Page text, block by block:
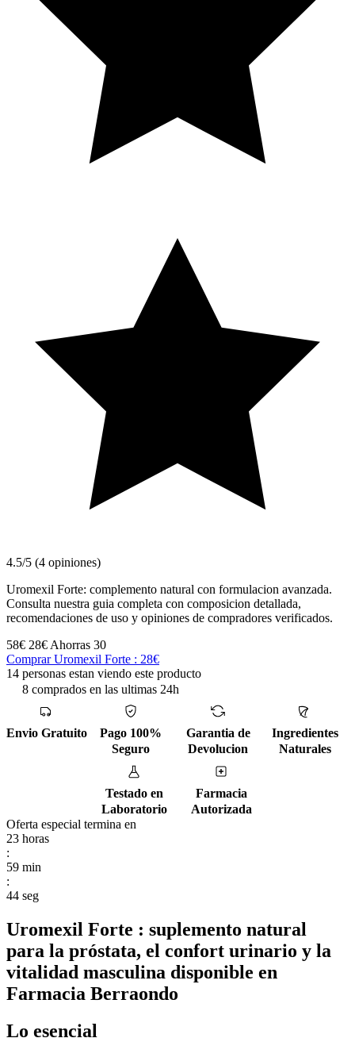
4.5/5 (4 opiniones)
Uromexil Forte: complemento natural con formulacion avanzada.
Consulta nuestra guia completa con composicion detallada,
recomendaciones de uso y opiniones de compradores verificados.
58€ 28€ Ahorras 30
Comprar Uromexil Forte : 28€
14 personas estan viendo este producto
8 comprados en las ultimas 24h
Envio Gratuito
Pago 100%
Seguro
Garantia de
Devolucion
Ingredientes
Naturales
Testado en
Laboratorio
Farmacia
Autorizada
Oferta especial termina en
23 horas
:
59 min
:
43 seg
Uromexil Forte : suplemento natural
para la próstata, el confort urinario y la
vitalidad masculina disponible en
Farmacia Berraondo
Lo esencial